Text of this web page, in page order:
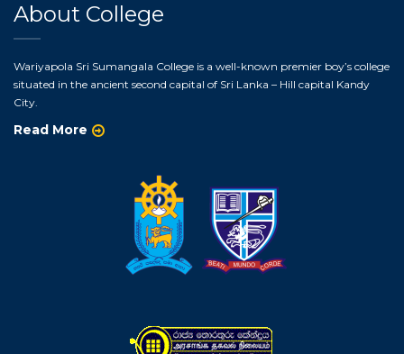
About College
Wariyapola Sri Sumangala College is a well-known premier boy’s college
situated in the ancient second capital of Sri Lanka – Hill capital Kandy
City.
Read More